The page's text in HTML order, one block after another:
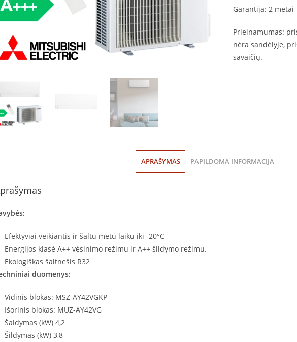
Garantija: 2 metai
Prieinamumas: p
nėra sandėlyje,
savaičių.
APRAŠYMAS PAPILDOMA INFORMACIJA
Efektyviai veikiantis ir šaltu metu laiku iki -20°C
Energijos klasė A++ vėsinimo režimu ir A++ šildymo režimu.
Ekologiškas šaltnešis R32
duomenys:
Vidinis blokas: MSZ-AY42VGKP
Išorinis blokas: MUZ-AY42VG
Šaldymas (kW) 4,2
Šildymas (kW) 3,8